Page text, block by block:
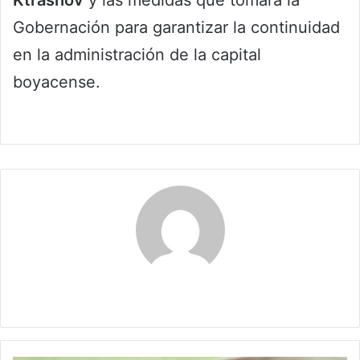
Gobernación para garantizar la continuidad
en la administración de la capital
boyacense.